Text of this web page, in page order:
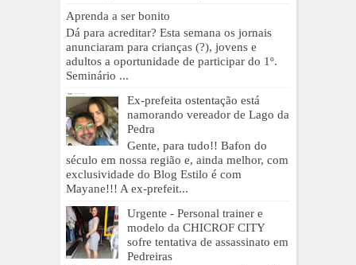
Aprenda a ser bonito
Dá para acreditar? Esta semana os jornais
anunciaram para crianças (?), jovens e
adultos a oportunidade de participar do 1º.
Seminário ...
Ex-prefeita ostentação está
namorando vereador de Lago da
Pedra
Gente, para tudo!! Bafon do
século em nossa região e, ainda melhor, com
exclusividade do Blog Estilo é com
Mayane!!! A ex-prefeit...
Urgente - Personal trainer e
modelo da CHICROF CITY
sofre tentativa de assassinato em
Pedreiras